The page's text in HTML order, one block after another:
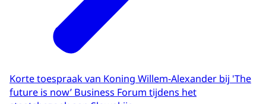
Korte toespraak van Koning Willem-Alexander bij 'The
future is now’ Business Forum tijdens het